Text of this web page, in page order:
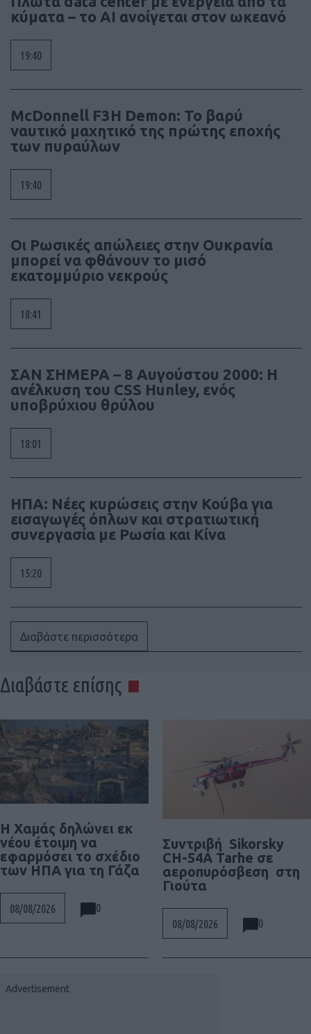
κύματα – το AI ανοίγεται στον ωκεανό
19:40
McDonnell F3H Demon: Το βαρύ
ναυτικό μαχητικό της πρώτης εποχής
των πυραύλων
19:40
Οι Ρωσικές απώλειες στην Ουκρανία
μπορεί να φθάνουν το μισό
εκατομμύριο νεκρούς
18:41
ΣΑΝ ΣΗΜΕΡΑ – 8 Αυγούστου 2000: Η
ανέλκυση του CSS Hunley, ενός
υποβρύχιου θρύλου
18:01
ΗΠΑ: Νέες κυρώσεις στην Κούβα για
εισαγωγές όπλων και στρατιωτική
συνεργασία με Ρωσία και Κίνα
15:20
Διαβάστε περισσότερα
Διαβάστε επίσης
Η Χαμάς δηλώνει εκ
νέου έτοιμη να
εφαρμόσει το σχέδιο
των ΗΠΑ για τη Γάζα
08/08/2026 0
Συντριβή Sikorsky
CH-54A Tarhe σε
αεροπυρόσβεση στη
Γιούτα
08/08/2026 0